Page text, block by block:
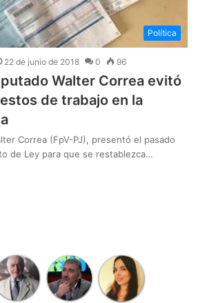
Política
22 de junio de 2018 0 96
Walter Correa evitó
de trabajo en la
Correa (FpV-PJ), presentó el pasado
de Ley para que se restablezca…